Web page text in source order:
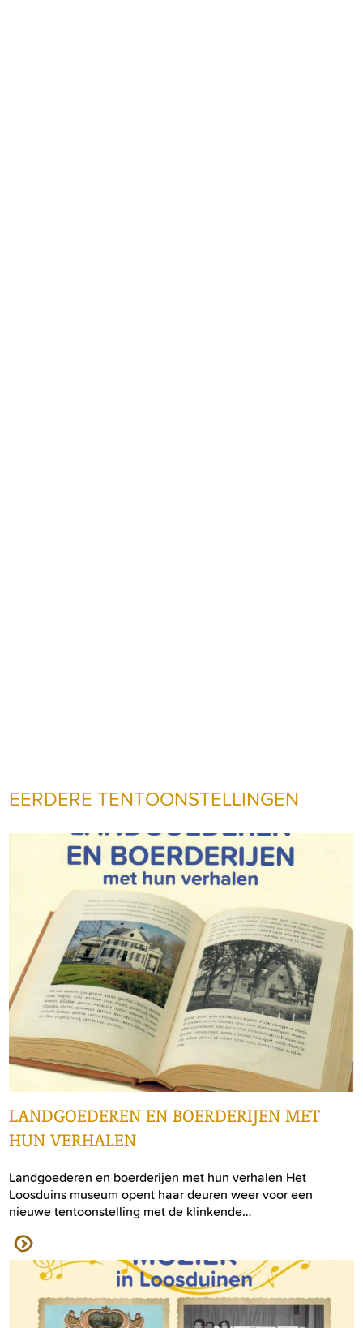
EERDERE TENTOONSTELLINGEN
LANDGOEDEREN EN BOERDERIJEN MET
HUN VERHALEN
Landgoederen en boerderijen met hun verhalen Het
Loosduins museum opent haar deuren weer voor een
nieuwe tentoonstelling met de klinkende…